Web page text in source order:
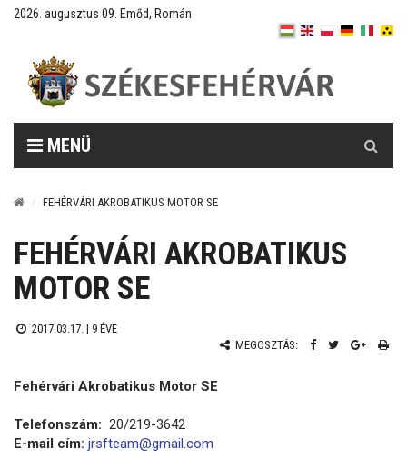
2026. augusztus 09. Emőd, Román
MENÜ
FEHÉRVÁRI AKROBATIKUS MOTOR SE
FEHÉRVÁRI AKROBATIKUS
MOTOR SE
2017.03.17. | 9 ÉVE
MEGOSZTÁS:
Fehérvári Akrobatikus Motor SE
Telefonszám: 20/219-3642
E-mail cím: jrsfteam@gmail.com